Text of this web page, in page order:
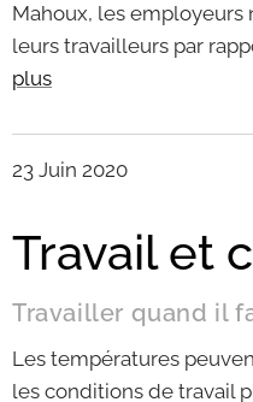
Mahoux, les employeurs
leurs travailleurs par
plus
23 Juin 2020
Travail et
Travailler quand il
Les températures
les conditions de travail